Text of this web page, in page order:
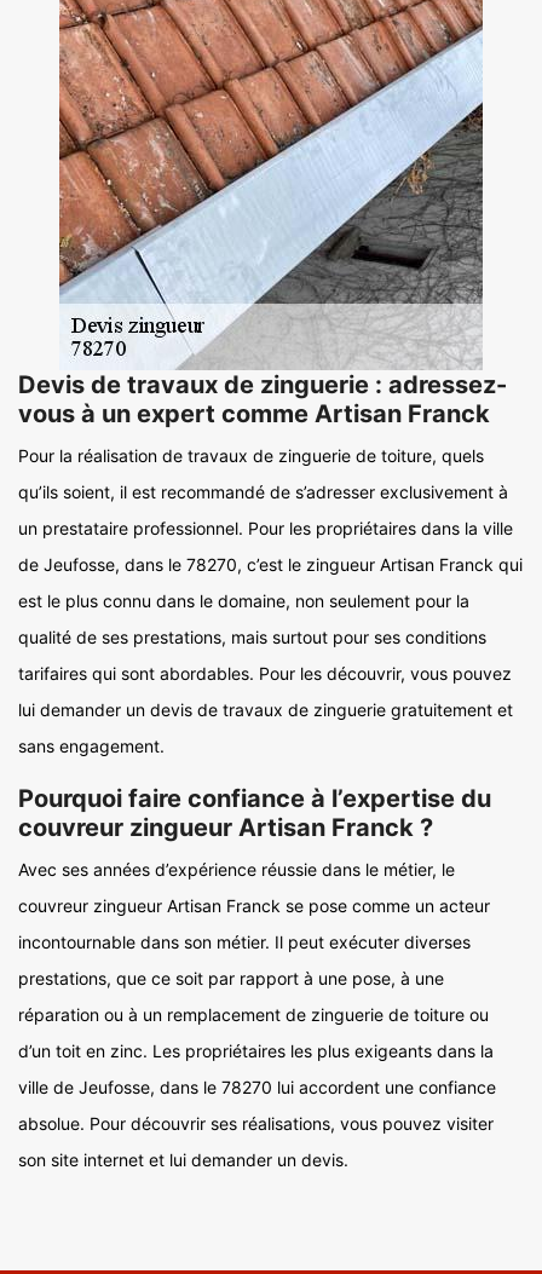
Devis de travaux de zinguerie : adressez-
vous à un expert comme Artisan Franck
Pour la réalisation de travaux de zinguerie de toiture, quels
qu’ils soient, il est recommandé de s’adresser exclusivement à
un prestataire professionnel. Pour les propriétaires dans la ville
de Jeufosse, dans le 78270, c’est le zingueur Artisan Franck qui
est le plus connu dans le domaine, non seulement pour la
qualité de ses prestations, mais surtout pour ses conditions
tarifaires qui sont abordables. Pour les découvrir, vous pouvez
lui demander un devis de travaux de zinguerie gratuitement et
sans engagement.
Pourquoi faire confiance à l’expertise du
couvreur zingueur Artisan Franck ?
Avec ses années d’expérience réussie dans le métier, le
couvreur zingueur Artisan Franck se pose comme un acteur
incontournable dans son métier. Il peut exécuter diverses
prestations, que ce soit par rapport à une pose, à une
réparation ou à un remplacement de zinguerie de toiture ou
d’un toit en zinc. Les propriétaires les plus exigeants dans la
ville de Jeufosse, dans le 78270 lui accordent une confiance
absolue. Pour découvrir ses réalisations, vous pouvez visiter
son site internet et lui demander un devis.